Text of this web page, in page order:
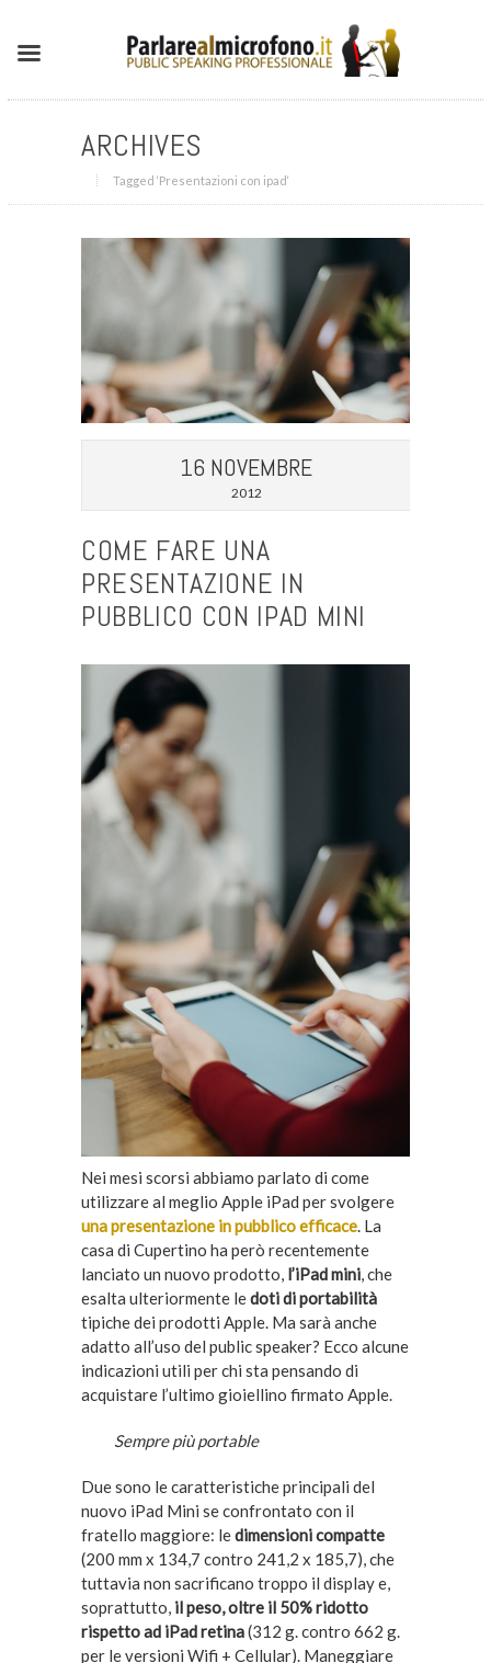
ARCHIVES
Tagged ‘Presentazioni con ipad‘
16 NOVEMBRE
2012
COME FARE UNA
PRESENTAZIONE IN
PUBBLICO CON IPAD MINI
Nei mesi scorsi abbiamo parlato di come
utilizzare al meglio Apple iPad per svolgere
una presentazione in pubblico efficace. La
casa di Cupertino ha però recentemente
lanciato un nuovo prodotto, l’iPad mini, che
esalta ulteriormente ledoti di portabilità
tipiche dei prodotti Apple. Ma sarà anche
adatto all’uso del public speaker? Ecco alcune
indicazioni utili per chi sta pensando di
acquistare l’ultimo gioiellino firmato Apple.
Sempre più portable
Due sono le caratteristiche principali del
nuovo iPad Mini se confrontato con il
fratello maggiore: ledimensioni compatte
(200 mm x 134,7 contro 241,2 x 185,7), che
tuttavia non sacrificano troppo il display e,
soprattutto, il peso, oltre il 50% ridotto
rispetto ad iPad retina(312 g. contro 662 g.
per le versioni Wifi + Cellular). Maneggiare